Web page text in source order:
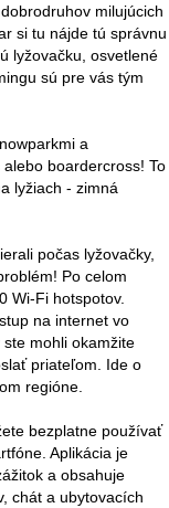
milujúcich
si tu nájde tú správnu
lyžovačku, osvetlené
sú pre vás tým
a
boardercross! To
lyžiach - zimná
počas lyžovačky,
Po celom
Wi-Fi hotspotov.
na internet vo
mohli okamžite
priateľom. Ide o
regióne.
bezplatne používať
Aplikácia je
a obsahuje
chát a ubytovacích